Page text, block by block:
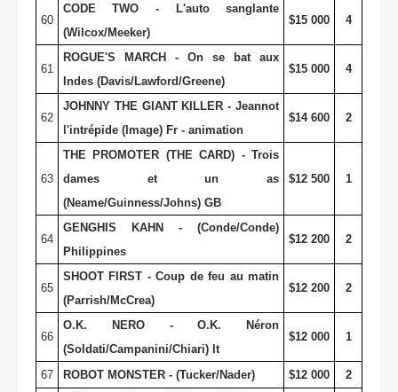
60
CODE TWO - L'auto sanglante
(Wilcox/Meeker)
$15 000 4
61
ROGUE'S MARCH - On se bat aux
Indes (Davis/Lawford/Greene)
$15 000 4
62
JOHNNY THE GIANT KILLER - Jeannot
l'intrépide (Image) Fr - animation
$14 600 2
63
THE PROMOTER (THE CARD) - Trois
dames et un as
(Neame/Guinness/Johns) GB
$12 500 1
64
GENGHIS KAHN - (Conde/Conde)
Philippines
$12 200 2
65
SHOOT FIRST - Coup de feu au matin
(Parrish/McCrea)
$12 200 2
66
O.K. NERO - O.K. Néron
(Soldati/Campanini/Chiari) It
$12 000 1
67 ROBOT MONSTER - (Tucker/Nader) $12 000 2